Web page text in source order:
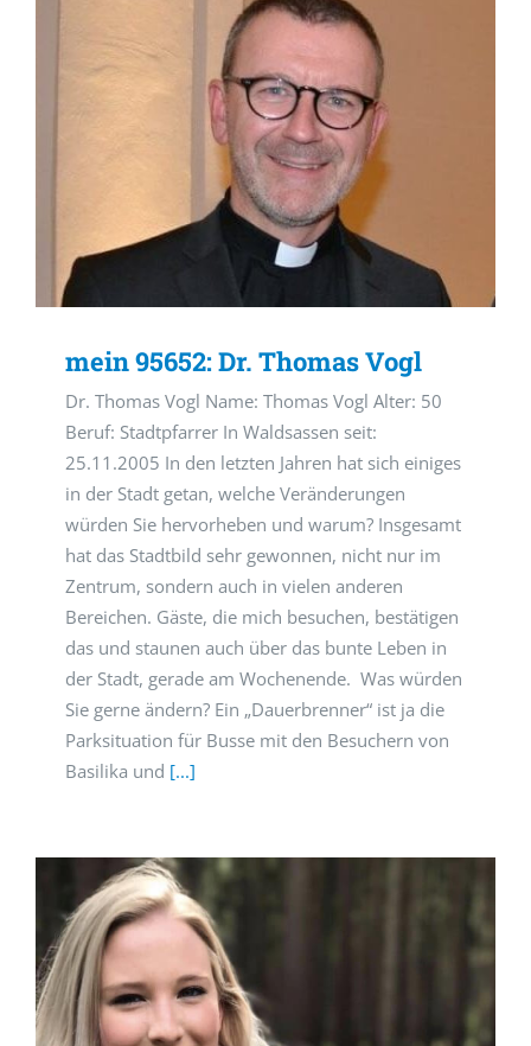
mein 95652: Dr. Thomas Vogl
Dr. Thomas Vogl Name: Thomas Vogl Alter: 50
Beruf: Stadtpfarrer In Waldsassen seit:
25.11.2005 In den letzten Jahren hat sich einiges
in der Stadt getan, welche Veränderungen
würden Sie hervorheben und warum? Insgesamt
hat das Stadtbild sehr gewonnen, nicht nur im
Zentrum, sondern auch in vielen anderen
Bereichen. Gäste, die mich besuchen, bestätigen
das und staunen auch über das bunte Leben in
der Stadt, gerade am Wochenende. Was würden
Sie gerne ändern? Ein „Dauerbrenner“ ist ja die
Parksituation für Busse mit den Besuchern von
Basilika und [...]